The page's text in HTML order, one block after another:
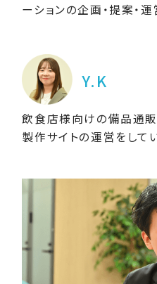
ーションの企画・提案・運
Y.K
飲食店様向けの備品通販
製作サイトの運営をして